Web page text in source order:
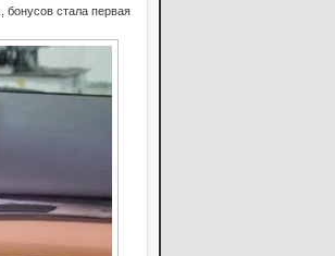
бонусов стала первая